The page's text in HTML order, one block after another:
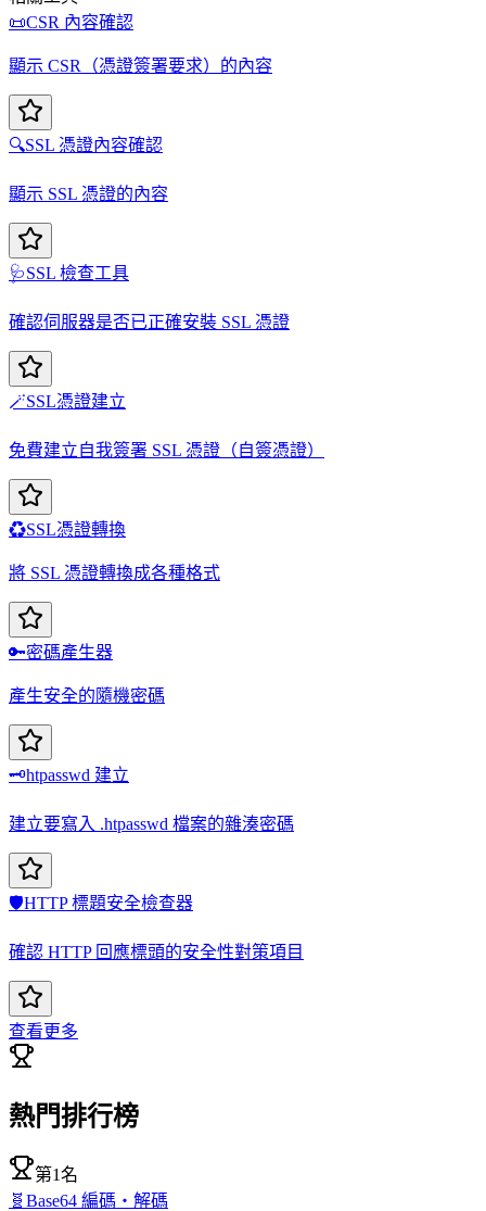
📜CSR 內容確認
顯示 CSR（憑證簽署要求）的內容
🔍SSL 憑證內容確認
顯示 SSL 憑證的內容
🩺SSL 檢查工具
確認伺服器是否已正確安裝 SSL 憑證
🪄SSL憑證建立
免費建立自我簽署 SSL 憑證（自簽憑證）
♻️SSL憑證轉換
將 SSL 憑證轉換成各種格式
🔑密碼產生器
產生安全的隨機密碼
🗝️htpasswd 建立
建立要寫入 .htpasswd 檔案的雜湊密碼
🛡️HTTP 標題安全檢查器
確認 HTTP 回應標頭的安全性對策項目
查看更多
熱門排行榜
第1名
🧬 Base64 編碼・解碼